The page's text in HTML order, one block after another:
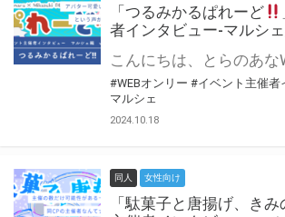
「つるみかるぱれーど
者インタビュー-マルシ
#WEBオンリー #イベント主催者
マルシェ
2024.10.18
同人 女性向け
「駄菓子と唐揚げ、き